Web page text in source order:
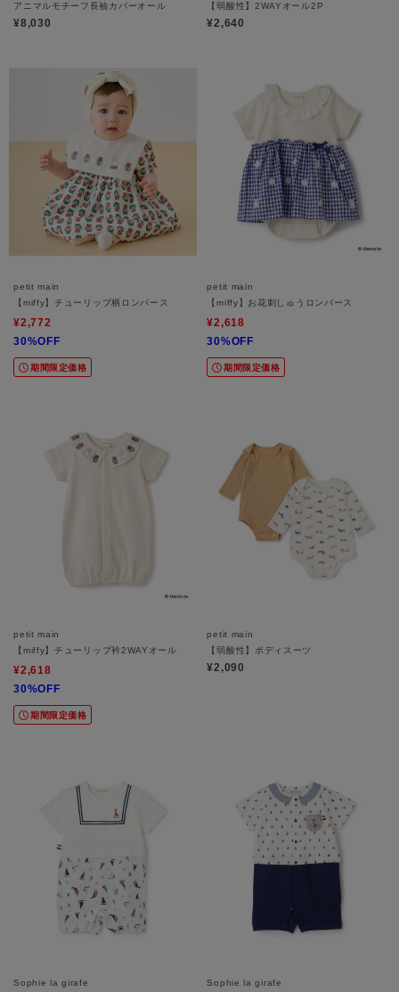
アニマルモチーフ長袖カバーオール
¥8,030
【弱酸性】2WAYオール2P
¥2,640
petit main
【miffy】チューリップ柄ロンパース
¥2,772
30%OFF
期間限定価格
petit main
【miffy】お花刺しゅうロンパース
¥2,618
30%OFF
期間限定価格
petit main
【miffy】チューリップ衿2WAYオール
¥2,618
30%OFF
期間限定価格
petit main
【弱酸性】ボディスーツ
¥2,090
Sophie la girafe Sophie la girafe